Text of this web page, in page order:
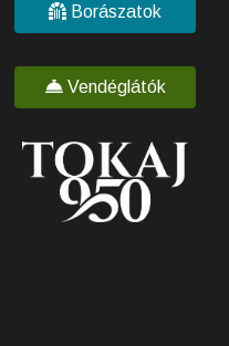
Borászatok
Vendéglátók